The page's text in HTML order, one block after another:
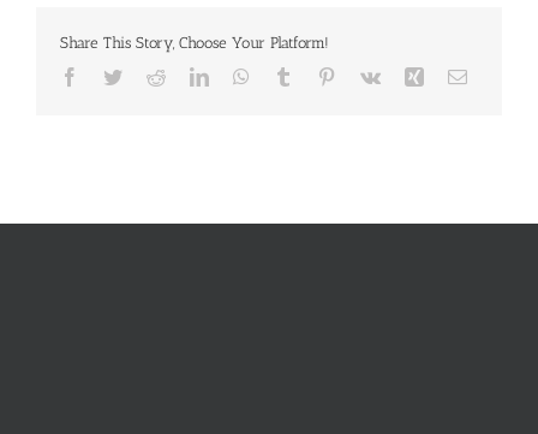
Share This Story, Choose Your Platform!
Facebook
TwitterRedditLinkedInWhatsApp
Tumblr Pinterest
Vk Xing E-